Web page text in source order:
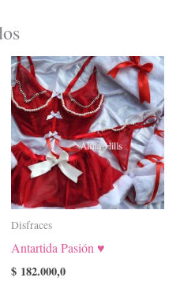
Disfraces
Antartida Pasión ♥️
$ 182.000,0
Este
tiene
Las
se